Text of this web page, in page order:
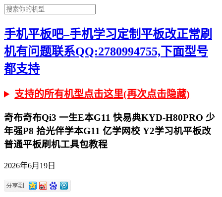
手机平板吧–手机学习定制平板改正常刷
机有问题联系QQ:2780994755,下面型号
都支持
支持的所有机型点击这里(再次点击隐藏)
奇布奇布Qi3 一生E本G11 快易典KYD-H80PRO 少
年强P8 拾光伴学本G11 亿学网校 Y2学习机平板改
普通平板刷机工具包教程
2026年6月19日